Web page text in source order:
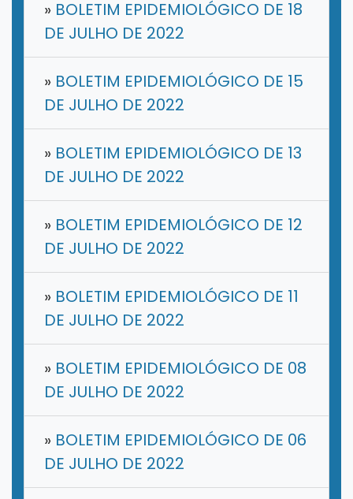
» BOLETIM EPIDEMIOLÓGICO DE 18
DE JULHO DE 2022
» BOLETIM EPIDEMIOLÓGICO DE 15
DE JULHO DE 2022
» BOLETIM EPIDEMIOLÓGICO DE 13
DE JULHO DE 2022
» BOLETIM EPIDEMIOLÓGICO DE 12
DE JULHO DE 2022
» BOLETIM EPIDEMIOLÓGICO DE 11
DE JULHO DE 2022
» BOLETIM EPIDEMIOLÓGICO DE 08
DE JULHO DE 2022
» BOLETIM EPIDEMIOLÓGICO DE 06
DE JULHO DE 2022